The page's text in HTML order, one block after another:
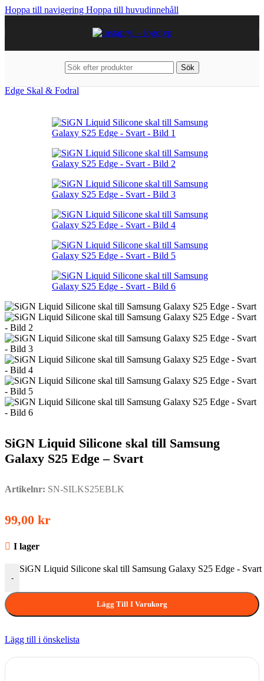
Hoppa till navigering Hoppa till huvudinnehåll
Sök
Edge Skal & Fodral
SiGN Liquid Silicone skal till Samsung
Galaxy S25 Edge – Svart
Artikelnr: SN-SILKS25EBLK
99,00 kr
I lager
-
SiGN Liquid Silicone skal till Samsung Galaxy S25 Edge - Svart
Lägg Till I Varukorg
Lägg till i önskelista